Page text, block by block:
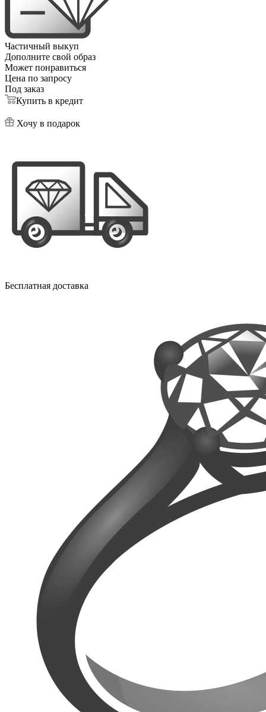
Частичный выкуп
Дополните свой образ
Может понравиться
Цена по запросу
Под заказ
Купить в кредит
Хочу в подарок
Бесплатная доставка